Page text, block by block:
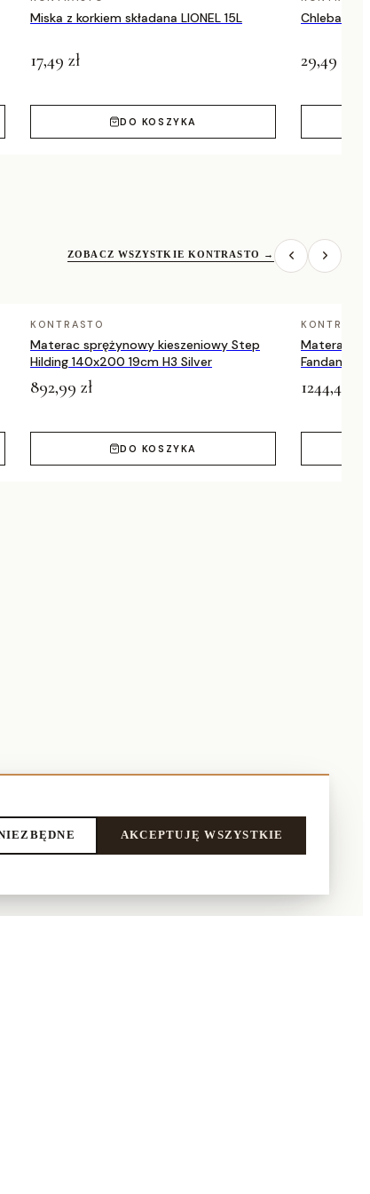
Miska z korkiem składana LIONEL 15L
17,49 zł
DO KOSZYKA
Chlebak
29,49 zł
ZOBACZ WSZYSTKIE KONTRASTO →
KONTRASTO
Materac sprężynowy kieszeniowy Step
Hilding 140x200 19cm H3 Silver
892,99 zł
DO KOSZYKA
Materac
Fandango
1244,49 zł
AKCEPTUJĘ WSZYSTKIE